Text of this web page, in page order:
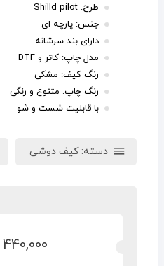
طرح: Shilld pilot
جنس: پارچه ای
دارای بند سرشانه
مدل چاپ: کاتر و DTF
رنگ کیف: مشکی
رنگ چاپ: متنوع و رنگی
با قابلیت شست و شو
دسته:کیف دوشی
440,000